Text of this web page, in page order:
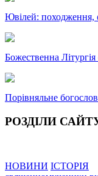
Ювілей: походження,
Божественна Літургія
Порівняльне
РОЗДІЛИ
НОВИНИ ІСТОРІЯ